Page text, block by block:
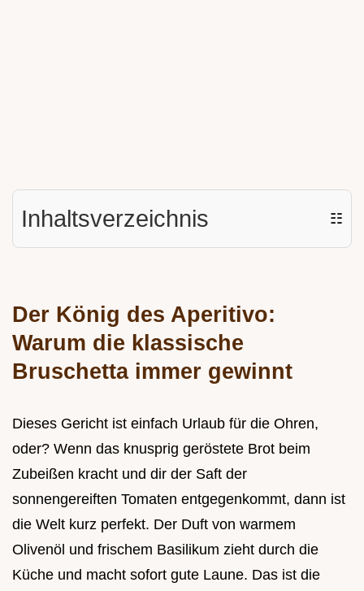
Inhaltsverzeichnis ☷
Der König des Aperitivo:
Warum die klassische
Bruschetta immer gewinnt
Dieses Gericht ist einfach Urlaub für die Ohren,
oder? Wenn das knusprig geröstete Brot beim
Zubeißen kracht und dir der Saft der
sonnengereiften Tomaten entgegenkommt, dann ist
die Welt kurz perfekt. Der Duft von warmem
Olivenöl und frischem Basilikum zieht durch die
Küche und macht sofort gute Laune. Das ist die